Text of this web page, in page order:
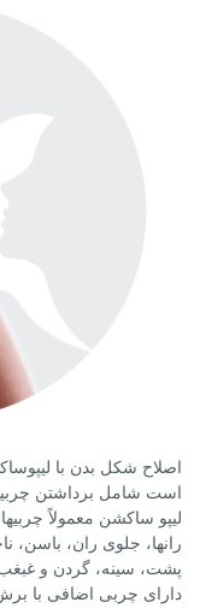
اصلاح شکل بدن با
است شامل برداشتن
لیپو ساکشن معمولاً
رانها، جلوی ران، باسن،
پشت، سینه، گردن و
دارای چربی اضافی با